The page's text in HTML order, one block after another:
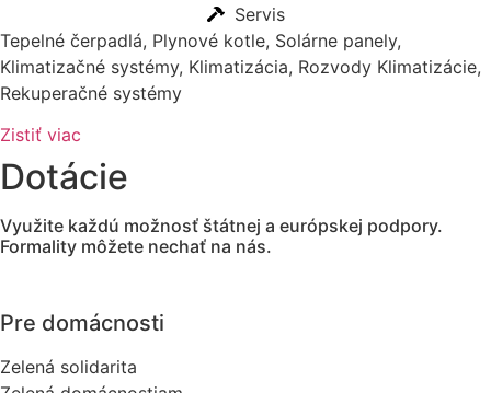
Servis
Tepelné čerpadlá, Plynové kotle, Solárne panely,
Klimatizačné systémy, Klimatizácia, Rozvody Klimatizácie,
Rekuperačné systémy
Zistiť viac
Dotácie
Využite každú možnosť štátnej a európskej podpory.
Formality môžete nechať na nás.
Pre domácnosti
Zelená solidarita